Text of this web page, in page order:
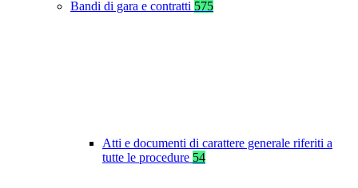
Bandi di gara e contratti 575
Atti e documenti di carattere generale riferiti a
tutte le procedure 54